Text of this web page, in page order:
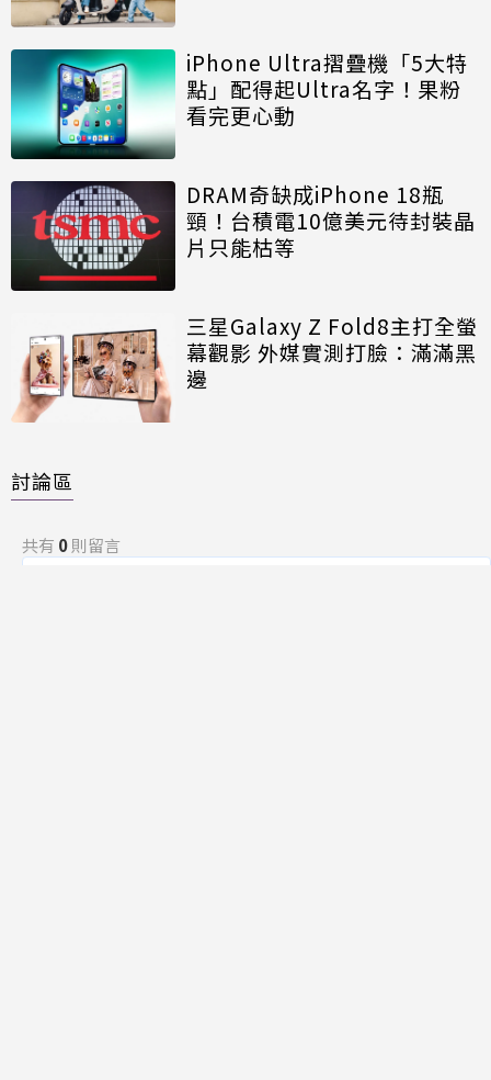
iPhone Ultra摺疊機「5大特
點」配得起Ultra名字！果粉
看完更心動
DRAM奇缺成iPhone 18瓶
頸！台積電10億美元待封裝晶
片只能枯等
三星Galaxy Z Fold8主打全螢
幕觀影 外媒實測打臉：滿滿黑
邊
討論區
共有 0則留言